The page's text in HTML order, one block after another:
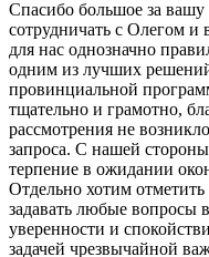
Спасибо большое за
сотрудничать с Олегом
для нас однозначно
одним из лучших
провинциальной
тщательно и грамотно,
рассмотрения не
запроса. С нашей
терпение в ожидании
Отдельно хотим отметить
задавать любые вопросы
уверенности и
задачей чрезвычайной